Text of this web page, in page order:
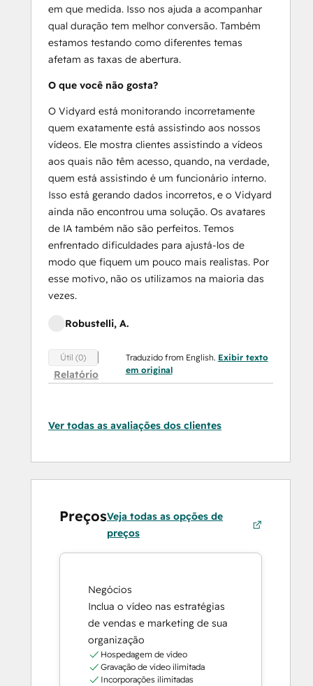
em que medida. Isso nos ajuda a acompanhar
qual duração tem melhor conversão. Também
estamos testando como diferentes temas
afetam as taxas de abertura.
O que você não gosta?
O Vidyard está monitorando incorretamente
quem exatamente está assistindo aos nossos
vídeos. Ele mostra clientes assistindo a vídeos
aos quais não têm acesso, quando, na verdade,
quem está assistindo é um funcionário interno.
Isso está gerando dados incorretos, e o Vidyard
ainda não encontrou uma solução. Os avatares
de IA também não são perfeitos. Temos
enfrentado dificuldades para ajustá-los de
modo que fiquem um pouco mais realistas. Por
esse motivo, não os utilizamos na maioria das
vezes.
Robustelli, A.
Útil (0)
Relatório
Traduzido from English. Exibir texto
em original
Ver todas as avaliações dos clientes
PreçosVeja todas as opções de
preços
Negócios
Inclua o vídeo nas estratégias
de vendas e marketing de sua
organização
Hospedagem de vídeo
Gravação de vídeo ilimitada
Incorporações ilimitadas